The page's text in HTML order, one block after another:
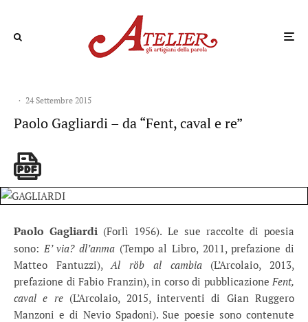
· 24 Settembre 2015
Paolo Gagliardi – da “Fent, caval e re”
Paolo Gagliardi (Forlì 1956). Le sue raccolte di poesia
sono: E’ via? dl’anma (Tempo al Libro, 2011, prefazione di
Matteo Fantuzzi),Al röb al cambia(L’Arcolaio, 2013,
prefazione di Fabio Franzin), in corso di pubblicazioneFent,
caval e re(L’Arcolaio, 2015, interventi di Gian Ruggero
Manzoni e di Nevio Spadoni). Sue poesie sono contenute